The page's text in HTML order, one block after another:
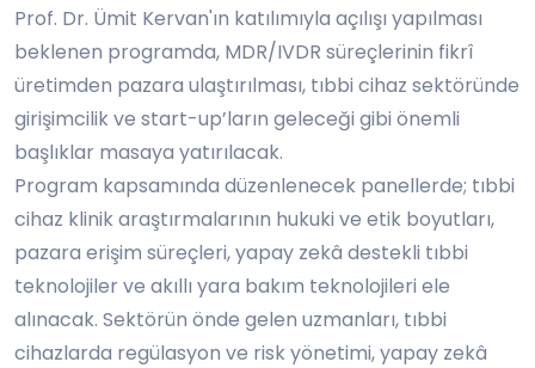
Prof. Dr. Ümit Kervan'ın katılımıyla açılışı yapılması
beklenen programda, MDR/IVDR süreçlerinin fikrî
üretimden pazara ulaştırılması, tıbbi cihaz sektöründe
girişimcilik ve start-up’ların geleceği gibi önemli
başlıklar masaya yatırılacak.
Program kapsamında düzenlenecek panellerde; tıbbi
cihaz klinik araştırmalarının hukuki ve etik boyutları,
pazara erişim süreçleri, yapay zekâ destekli tıbbi
teknolojiler ve akıllı yara bakım teknolojileri ele
alınacak. Sektörün önde gelen uzmanları, tıbbi
cihazlarda regülasyon ve risk yönetimi, yapay zekâ